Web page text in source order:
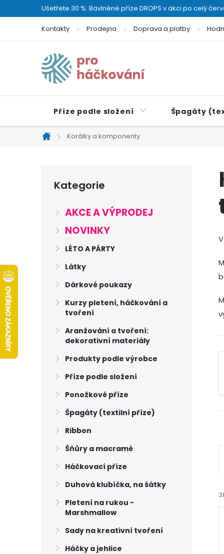
na
Ušetřete 30 %. Bavlněné příze DROPS v akci po celý
Kontakty Prodejna Doprava a platby
Příze podle složení Špagáty
Domů
Korálky a komponenty
kategorie
Kategorie
AKCE A VÝPRODEJ
NOVINKY
LÉTO A PÁRTY
Látky
Dárkové poukazy
Kurzy pletení, háčkování a
tvoření
Aranžování a tvoření:
dekorativní materiály
Produkty podle výrobce
Příze podle složení
Ponožkové příze
Špagáty (textilní příze)
Ribbon
Šňůry a macramé
Háčkovací příze
Duhová klubíčka, na šátky
Pletení na rukou -
Marshmallow
Sady na kreativní tvoření
Háčky a jehlice
a